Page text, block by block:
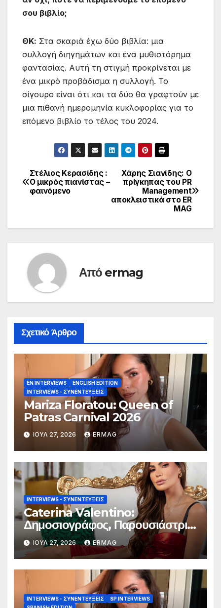
σου βιβλίο;
ΘΚ: Στα σκαριά έχω δύο βιβλία: μια
συλλογή διηγημάτων και ένα μυθιστόρημα
φαντασίας. Αυτή τη στιγμή προκρίνεται με
ένα μικρό προβάδισμα η συλλογή. Το
σίγουρο είναι ότι και τα δύο θα γραφτούν με
μια πιθανή ημερομηνία κυκλοφορίας για το
επόμενο βιβλίο το τέλος του 2024.
Πλοήγηση
άρθρων
Χάρης Σιανίδης: Ο
πρίγκηπας του PR
Management
αποκλειστικά στο ER
MAG
Στέλιος Κερασίδης :
Ο μικρός πιανίστας –
φαινόμενο
Από ermag
Σχετικό Άρθρο
EN INTERVIEWS
ENGLISH EDITION
INTERVIEWS - ΣΥΝΕΝΤΕΎΞΕΙΣ
Mariza Floratou: Queen of
Patras Carnival 2026
ΙΟΎΛ 27, 2026 ERMAG
INTERVIEWS - ΣΥΝΕΝΤΕΎΞΕΙΣ
Caterina Valentino:
Δημοσιογράφος, Παρουσιάστρια
τηλεόρασης και ραδιοφώνου,
συγγραφέας και μοντέλο.
ΙΟΎΛ 27, 2026 ERMAG
INTERVIEWS - ΣΥΝΕΝΤΕΎΞΕΙΣ
SP INTERVIEWS